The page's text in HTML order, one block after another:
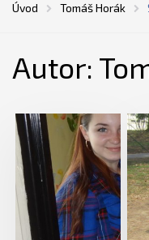
Úvod Tomáš Horák
Autor: